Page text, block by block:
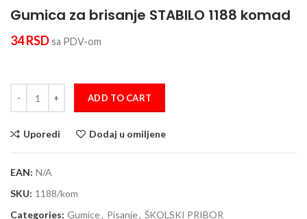
Gumica za brisanje STABILO 1188 komad
34RSDsa PDV-om
ADD TO CART
Uporedi Dodaj u omiljene
EAN: N/A
SKU: 1188/kom
Categories: Gumice, Pisanje, ŠKOLSKI PRIBOR